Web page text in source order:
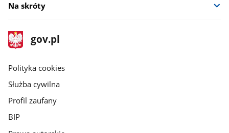
Na skróty
stopka
gov.pl
Strona
gov.pl
gov.pl
Polityka cookies
Służba cywilna
Profil zaufany
BIP